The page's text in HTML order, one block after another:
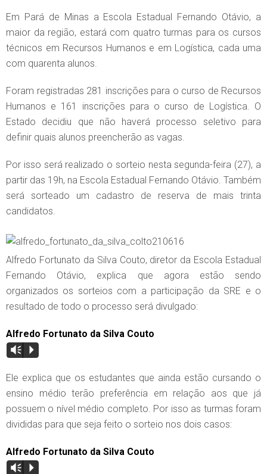
Em Pará de Minas a Escola Estadual Fernando Otávio, a
maior da região, estará com quatro turmas para os cursos
técnicos em Recursos Humanos e em Logística, cada uma
com quarenta alunos.
Foram registradas 281 inscrições para o curso de Recursos
Humanos e 161 inscrições para o curso de Logística. O
Estado decidiu que não haverá processo seletivo para
definir quais alunos preencherão as vagas.
Por isso será realizado o sorteio nesta segunda-feira (27), a
partir das 19h, na Escola Estadual Fernando Otávio. Também
será sorteado um cadastro de reserva de mais trinta
candidatos.
Alfredo Fortunato da Silva Couto, diretor da Escola Estadual
Fernando Otávio, explica que agora estão sendo
organizados os sorteios com a participação da SRE e o
resultado de todo o processo será divulgado:
Alfredo Fortunato da Silva Couto
Vm P
Ele explica que os estudantes que ainda estão cursando o
ensino médio terão preferência em relação aos que já
possuem o nível médio completo. Por isso as turmas foram
divididas para que seja feito o sorteio nos dois casos:
Alfredo Fortunato da Silva Couto
Vm P